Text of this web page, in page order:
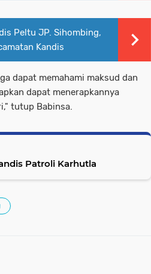
Peltu JP. Sihombing,
Kandis
dapat memahami maksud dan
dapat menerapkannya
tutup Babinsa.
Patroli Karhutla